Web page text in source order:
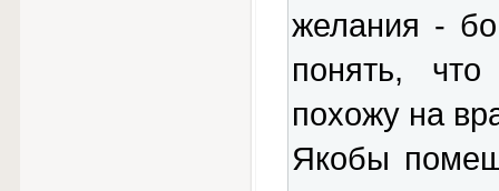
желания -
понять,
похожу на
Якобы